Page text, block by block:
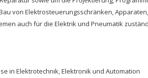
von Elektrosteuerungsschränken,
auch für die Elektrik und Pneumatik
in Elektrotechnik, Elektronik und Automation